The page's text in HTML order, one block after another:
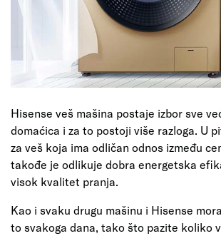
Hisense veš mašina postaje izbor sve
domaćica i za to postoji više razloga. U
za veš koja ima odličan odnos između
takođe je odlikuje dobra energetska
visok kvalitet pranja.
Kao i svaku drugu mašinu i Hisense
to svakoga dana, tako što pazite koliko